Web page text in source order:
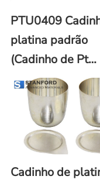
PTU0409
platina padrão
(Cadinho de Pt
padrão)
Cadinho de